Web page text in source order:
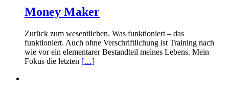
Money Maker
Zurück zum wesentlichen. Was funktioniert – das
funktioniert. Auch ohne Verschriftlichung ist Training nach
wie vor ein elementarer Bestandteil meines Lebens. Mein
Fokus die letzten […]